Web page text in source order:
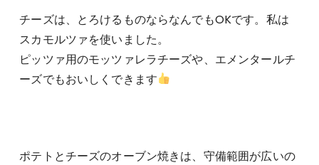
チーズは、とろけるものならなんでもOKです。私は
スカモルツァを使いました。
ピッツァ用のモッツァレラチーズや、エメンタールチ
ーズでもおいしくできます
ポテトとチーズのオーブン焼きは、守備範囲が広いの